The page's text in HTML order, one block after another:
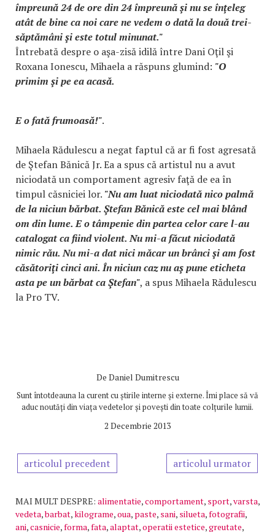
împreună 24 de ore din 24 împreună şi nu se înţeleg
atât de bine ca noi care ne vedem o dată la două trei-
săptămâni şi este totul minunat."
Întrebată despre o aşa-zisă idilă între Dani Oţil şi
Roxana Ionescu, Mihaela a răspuns glumind: "O
primim şi pe ea acasă.
E o fată frumoasă!".
Mihaela Rădulescu a negat faptul că ar fi fost agresată
de Ştefan Bănică Jr. Ea a spus că artistul nu a avut
niciodată un comportament agresiv faţă de ea în
timpul căsniciei lor. "Nu am luat niciodată nico palmă
de la niciun bărbat. Ştefan Bănică este cel mai blând
om din lume. E o tâmpenie din partea celor care l-au
catalogat ca fiind violent. Nu mi-a făcut niciodată
nimic rău. Nu mi-a dat nici măcar un brânci şi am fost
căsătoriţi cinci ani. În niciun caz nu aş pune eticheta
asta pe un bărbat ca Ştefan", a spus Mihaela Rădulescu
la Pro TV.
De Daniel Dumitrescu
Sunt întotdeauna la curent cu știrile interne și externe. Îmi place să vă
aduc noutăți din viața vedetelor și povești din toate colțurile lumii.
2 Decembrie 2013
articolul precedent articolul urmator
MAI MULT DESPRE: alimentatie,comportament, sport,varsta,
vedeta,barbat,kilograme,oua, paste, sani, silueta,fotografii,
ani,casnicie,forma,fata,alaptat,operatii estetice,greutate,